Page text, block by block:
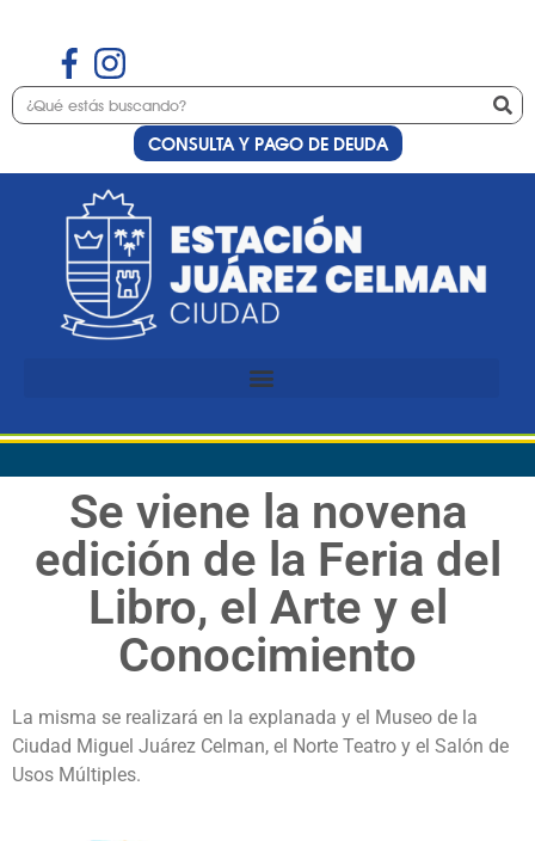
CONSULTA Y PAGO DE DEUDA
Se viene la novena
edición de la Feria del
Libro, el Arte y el
Conocimiento
La misma se realizará en la explanada y el Museo de la
Ciudad Miguel Juárez Celman, el Norte Teatro y el Salón de
Usos Múltiples.